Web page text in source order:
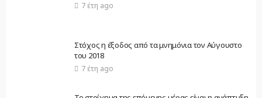
7 έτη ago
Στόχος η έξοδος από τα μνημόνια τον Αύγουστο
του 2018
7 έτη ago